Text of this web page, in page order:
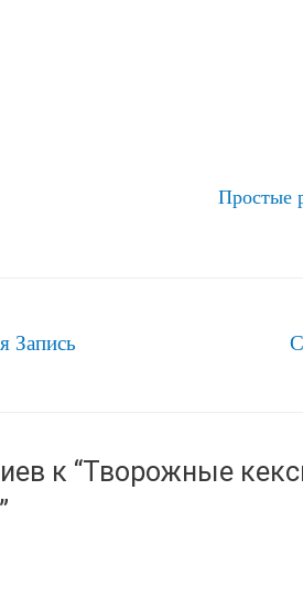
Простые
Запись
к “Творожные